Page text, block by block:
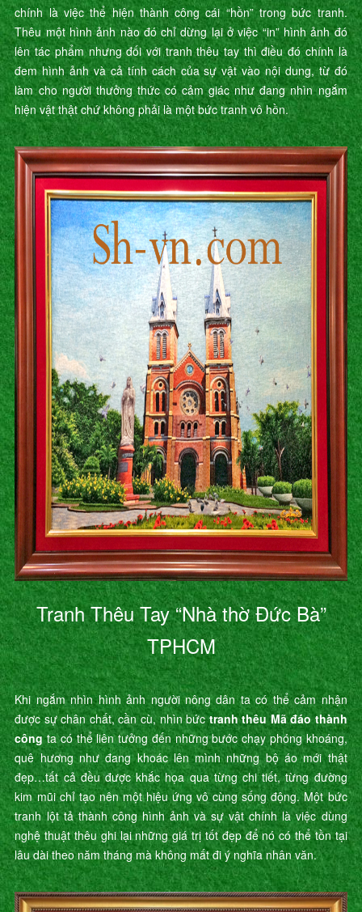
chính là việc thể hiện thành công cái “hồn” trong bức tranh.
Thêu một hình ảnh nào đó chỉ dừng lại ở việc “in” hình ảnh đó
lên tác phẩm nhưng đối với tranh thêu tay thì điều đó chính là
đem hình ảnh và cả tính cách của sự vật vào nội dung, từ đó
làm cho người thưởng thức có cảm giác như đang nhìn ngắm
hiện vật thật chứ không phải là một bức tranh vô hồn.
Tranh Thêu Tay “Nhà thờ Đức Bà”
TPHCM
Khi ngắm nhìn hình ảnh người nông dân ta có thể cảm nhận
được sự chân chất, cần cù, nhìn bứctranh thêu Mã đáo thành
côngta có thể liên tưởng đến những bước chạy phóng khoáng,
quê hương như đang khoác lên mình những bộ áo mới thật
đẹp…tất cả đều được khắc họa qua từng chi tiết, từng đường
kim mũi chỉ tạo nên một hiệu ứng vô cùng sống động. Một bức
tranh lột tả thành công hình ảnh và sự vật chính là việc dùng
nghệ thuật thêu ghi lại những giá trị tốt đẹp để nó có thể tồn tại
lâu dài theo năm tháng mà không mất đi ý nghĩa nhân văn.